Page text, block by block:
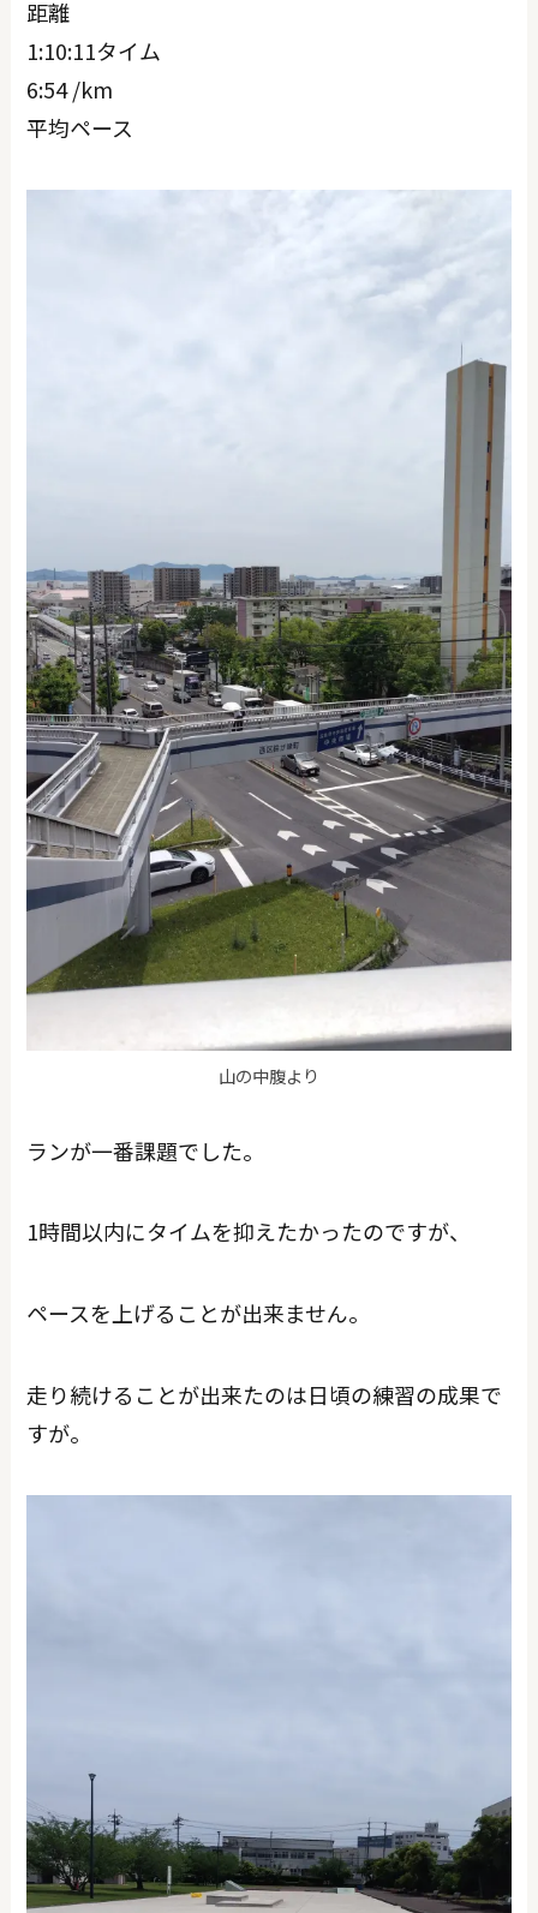
距離
1:10:11タイム
6:54 /km
平均ペース
山の中腹より
ランが一番課題でした。
1時間以内にタイムを抑えたかったのですが、
ペースを上げることが出来ません。
走り続けることが出来たのは日頃の練習の成果で
すが。